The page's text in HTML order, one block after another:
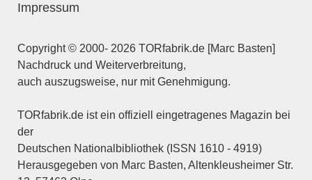
Impressum
Copyright © 2000- 2026 TORfabrik.de [Marc Basten]
Nachdruck und Weiterverbreitung,
auch auszugsweise, nur mit Genehmigung.
TORfabrik.de ist ein offiziell eingetragenes Magazin bei
der
Deutschen Nationalbibliothek (ISSN 1610 - 4919)
Herausgegeben von Marc Basten, Altenkleusheimer Str.